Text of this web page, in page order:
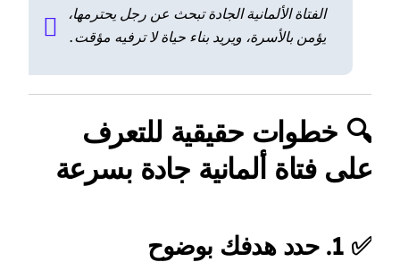
الفتاة الألمانية الجادة تبحث عن رجل يحترمها،
يؤمن بالأسرة، ويريد بناء حياة لا ترفيه مؤقت.
🔍 خطوات حقيقية للتعرف
على فتاة ألمانية جادة بسرعة
✅ 1. حدد هدفك بوضوح